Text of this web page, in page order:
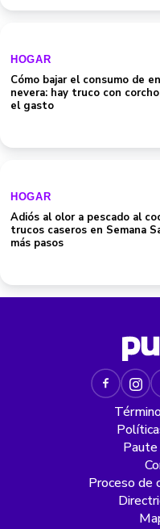
nevera: hay truco con corcho
el gasto
trucos caseros en Semana
más pasos
Proceso de